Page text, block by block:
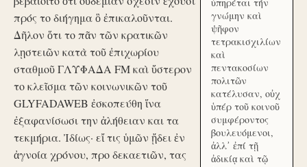
πρός το διήγημα ὃ ἐπικαλοῦνται.
Δῆλον ὅτι το πᾶν τῶν κρατικῶν
λῃστειῶν κατὰ τοῦ ἐπιχωρίου
σταθμοῦ ΓΛΥΦΑΔΑ FM καὶ ὕστερον
το κλεῖσμα τῶν κοινωνικῶν τοῦ
GLYFADAWEB ἐσκοπεύθη ἵνα
ἐξαφανίσωσι την ἀλήθειαν και τα
τεκμήρια. Ἰδίως· εἴ τις ὑμῶν ᾔδει ἐν
ἀγνοία χρόνου, προ δεκαετιῶν, τας
γνώμην καὶ
ψῆφον
τετρακισχιλίων
καὶ
πεντακοσίων
πολιτῶν
κατέλυσαν, οὐχ
ὑπέρ τοῦ κοινοῦ
συμφέροντος
βουλευόμενοι,
ἀλλ᾽ ἐπί τῇ
ἀδικίᾳ καὶ τῷ